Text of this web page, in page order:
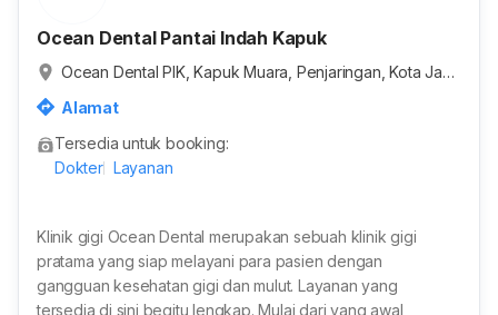
Ocean Dental Pantai Indah Kapuk
Ocean Dental PIK, Kapuk Muara, Penjaringan, Kota Jaka
Alamat
Tersedia untuk booking:
Dokter Layanan
Klinik gigi Ocean Dental merupakan sebuah klinik gigi
pratama yang siap melayani para pasien dengan
gangguan kesehatan gigi dan mulut. Layanan yang
tersedia di sini begitu lengkap. Mulai dari yang awal